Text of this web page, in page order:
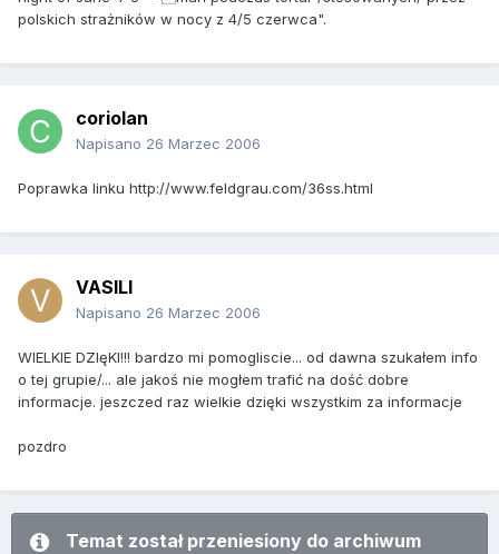
polskich strażników w nocy z 4/5 czerwca".
coriolan
Napisano 26 Marzec 2006
Poprawka linku http://www.feldgrau.com/36ss.html
VASILI
Napisano 26 Marzec 2006
WIELKIE DZIęKI!!! bardzo mi pomogliscie... od dawna szukałem info
o tej grupie/... ale jakoś nie mogłem trafić na dość dobre
informacje. jeszczed raz wielkie dzięki wszystkim za informacje
pozdro
Temat został przeniesiony do archiwum